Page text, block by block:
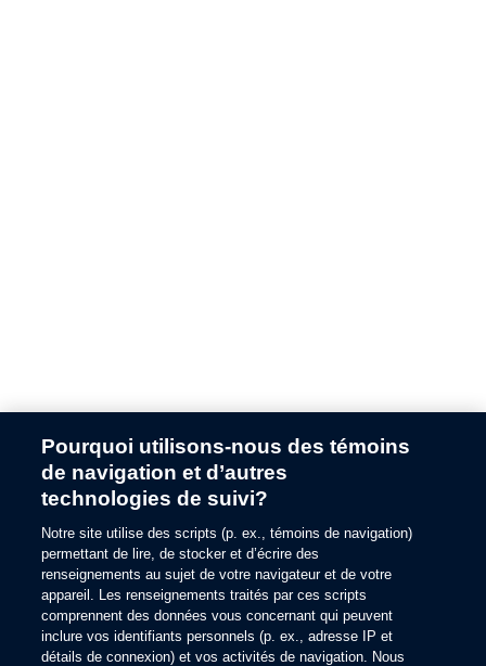
Application error: aclient-side exception has occurred while
loadingfr.ford.ca (see the browser console
Pourquoi utilisons-nous des témoins
de navigation et d’autres
technologies de suivi?
Notre site utilise des scripts (p. ex., témoins de navigation)
permettant de lire, de stocker et d’écrire des
renseignements au sujet de votre navigateur et de votre
appareil. Les renseignements traités par ces scripts
comprennent des données vous concernant qui peuvent
inclure vos identifiants personnels (p. ex., adresse IP et
détails de connexion) et vos activités de navigation. Nous